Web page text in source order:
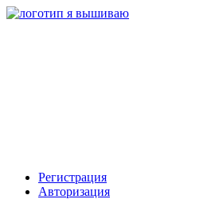
Регистрация
Авторизация